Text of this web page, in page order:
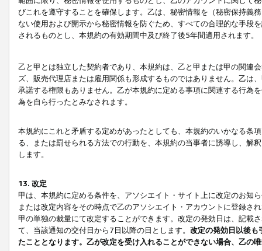
びこれを遵守することを確保します。乙は、秘密情報を（秘密保持義
ない使用および開示から秘密情報を防ぐため、すべての合理的な手段
されるものとし、本規約の有効期間中及び終了後5年間適用されます。
乙と甲とは独立した契約者であり、本規約は、乙と甲または甲の関連
ズ、販売代理店または雇用関係も形成するものではありません。乙は
承諾する権限もありません。乙が本規約に定める事項に関連する行為
為を自ら行ったとみなされます。
本規約にこれと矛盾する定めがあったとしても、本規約のいかなる条
る、または罰せられる方法での行動を、本規約の当事者に誘導し、解
します。
13. 改定
甲は、本規約に定める条件を、アソシエイト・サイト上に改定のお知
または改定内容をその時点で乙のアソシエイト・アカウントに登録さ
甲の単独の裁量にて改定することができます。改定の発効日は、記載
て、当該通知の交付日から7日以降の日とします。 改定の発効日以後も
たこととなります。乙が改定を受け入れることができない場合、乙の